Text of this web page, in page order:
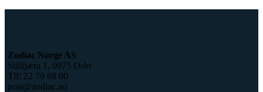
Zodiac Norge AS
Stålfjæra 1, 0975 Oslo
Tlf: 22 79 68 00
post@zodiac.no